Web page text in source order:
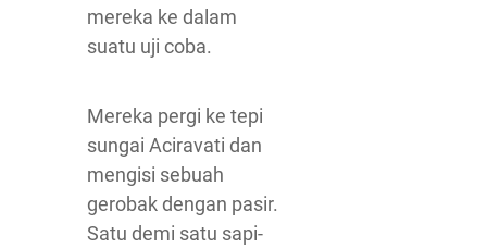
mereka ke dalam
suatu uji coba.
Mereka pergi ke tepi
sungai Aciravati dan
mengisi sebuah
gerobak dengan pasir.
Satu demi satu sapi-